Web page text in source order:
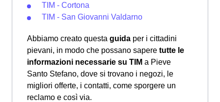
TIM - Cortona
TIM - San Giovanni Valdarno
Abbiamo creato questa guida per i cittadini
pievani, in modo che possano sapere tutte le
informazioni necessarie su TIM a Pieve
Santo Stefano, dove si trovano i negozi, le
migliori offerte, i contatti, come sporgere un
reclamo e così via.